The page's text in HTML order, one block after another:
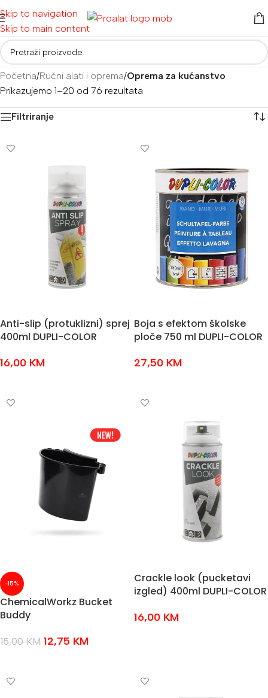
Skip to navigation
Skip to main content
Početna/Ručni alati i oprema/Oprema za kućanstvo
Prikazujemo 1–20 od 76 rezultata
Filtriranje
Anti-slip (protuklizni) sprej
400ml DUPLI-COLOR
16,00 KM
Boja s efektom školske
ploče 750 ml DUPLI-COLOR
27,50 KM
-15%
ChemicalWorkz Bucket
Buddy
15,00KM 12,75 KM
Crackle look (pucketavi
izgled) 400ml DUPLI-COLOR
16,00 KM